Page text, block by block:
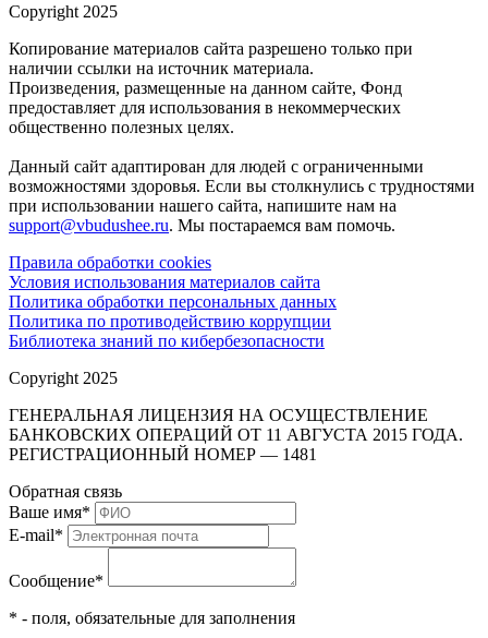
Copyright 2025
Копирование материалов сайта разрешено только при
наличии ссылки на источник материала.
Произведения, размещенные на данном сайте, Фонд
предоставляет для использования в некоммерческих
общественно полезных целях.
Данный сайт адаптирован для людей с ограниченными
возможностями здоровья. Если вы столкнулись с трудностями
при использовании нашего сайта, напишите нам на
support@vbudushee.ru. Мы постараемся вам помочь.
Правила обработки cookies
Условия использования материалов сайта
Политика обработки персональных данных
Политика по противодействию коррупции
Библиотека знаний по кибербезопасности
Copyright 2025
ГЕНЕРАЛЬНАЯ ЛИЦЕНЗИЯ НА ОСУЩЕСТВЛЕНИЕ
БАНКОВСКИХ ОПЕРАЦИЙ ОТ 11 АВГУСТА 2015 ГОДА.
РЕГИСТРАЦИОННЫЙ НОМЕР — 1481
Обратная связь
Ваше имя*
E-mail*
Сообщение*
* - поля, обязательные для заполнения